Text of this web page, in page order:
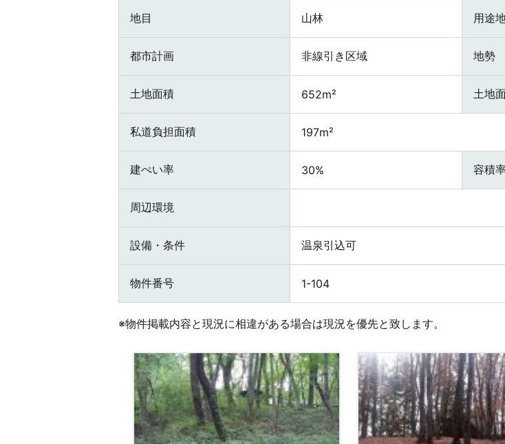
地目 山林 用途
都市計画 非線引き区域 地勢
土地面積 652m² 土地
私道負担面積 197m²
建ぺい率 30% 容積
周辺環境
設備・条件 温泉引込可
物件番号 1-104
※物件掲載内容と現況に相違がある場合は現況を優先と致します。